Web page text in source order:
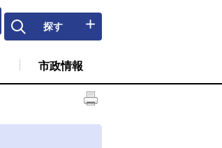
探す
市政情報